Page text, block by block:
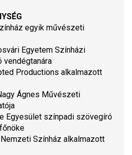
egyik művészeti
Egyetem Színházi
vendégtanára
Productions alkalmazott
Ágnes Művészeti
Egyesület színpadi szövegíró
Színház alkalmazott